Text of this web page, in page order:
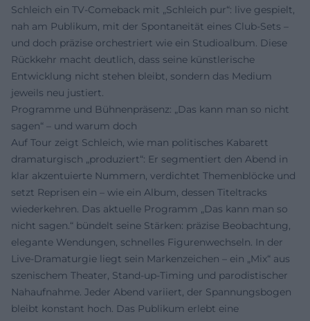
Schleich ein TV-Comeback mit „Schleich pur“: live gespielt,
nah am Publikum, mit der Spontaneität eines Club‑Sets –
und doch präzise orchestriert wie ein Studioalbum. Diese
Rückkehr macht deutlich, dass seine künstlerische
Entwicklung nicht stehen bleibt, sondern das Medium
jeweils neu justiert.
Programme und Bühnenpräsenz: „Das kann man so nicht
sagen“ – und warum doch
Auf Tour zeigt Schleich, wie man politisches Kabarett
dramaturgisch „produziert“: Er segmentiert den Abend in
klar akzentuierte Nummern, verdichtet Themenblöcke und
setzt Reprisen ein – wie ein Album, dessen Titeltracks
wiederkehren. Das aktuelle Programm „Das kann man so
nicht sagen.“ bündelt seine Stärken: präzise Beobachtung,
elegante Wendungen, schnelles Figurenwechseln. In der
Live-Dramaturgie liegt sein Markenzeichen – ein „Mix“ aus
szenischem Theater, Stand‑up‑Timing und parodistischer
Nahaufnahme. Jeder Abend variiert, der Spannungsbogen
bleibt konstant hoch. Das Publikum erlebt eine